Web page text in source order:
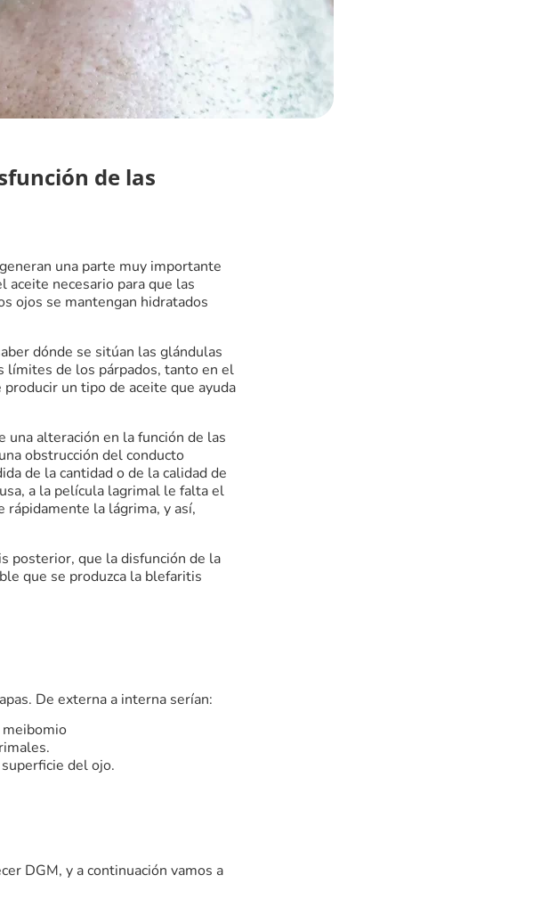
de las
una parte muy importante
aceite necesario para que las
ojos se mantengan hidratados
dónde se sitúan las glándulas
límites de los párpados, tanto en el
un tipo de aceite que ayuda
una alteración en la función de las
obstrucción del conducto
de la cantidad o de la calidad de
a la película lagrimal le falta el
rápidamente la lágrima, y así,
posterior, que la disfunción de la
que se produzca la blefaritis
De externa a interna serían:
meibomio
del ojo.
DGM, y a continuación vamos a